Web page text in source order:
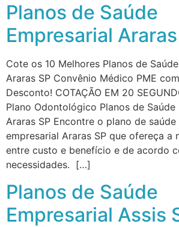
Planos de Saúde
Empresarial
Cote os 10 Melhores Planos de
Araras SP Convênio Médico PME
Desconto! COTAÇÃO EM 20
Plano Odontológico Planos de Saúde
Araras SP Encontre o plano de saúde
empresarial Araras SP que ofereça a
entre custo e benefício e de acordo
necessidades. […]
Planos de Saúde
Empresarial Assis